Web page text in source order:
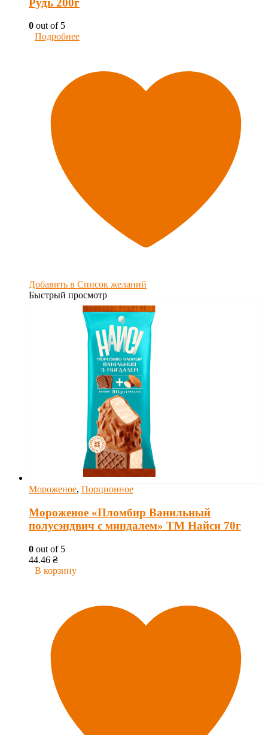
0 out of 5
Подробнее
Добавить в Список желаний
Быстрый просмотр
Мороженое, Порционное
Мороженое «Пломбир Ванильный
полусэндвич с миндалем» ТМ Найси 70г
0 out of 5
44.46 ₴
В корзину